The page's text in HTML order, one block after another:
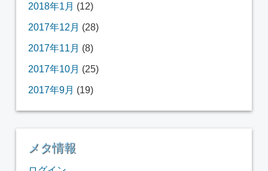
2018年1月 (12)
2017年12月 (28)
2017年11月 (8)
2017年10月 (25)
2017年9月 (19)
メタ情報